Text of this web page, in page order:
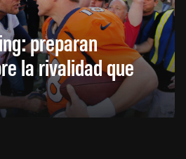
preparan
la rivalidad que